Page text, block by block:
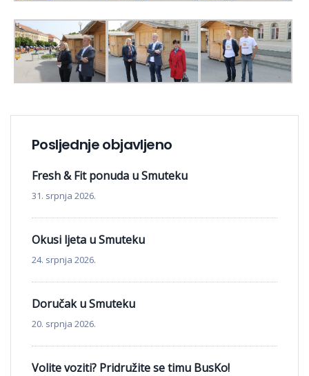
Posljednje objavljeno
Fresh & Fit ponuda u Smuteku
31. srpnja 2026.
Okusi ljeta u Smuteku
24. srpnja 2026.
Doručak u Smuteku
20. srpnja 2026.
Volite voziti? Pridružite se timu BusKo!